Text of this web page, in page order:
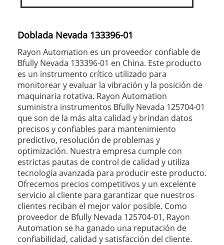
Doblada Nevada 133396-01
Rayon Automation es un proveedor confiable de
Bfully Nevada 133396-01 en China. Este producto
es un instrumento crítico utilizado para
monitorear y evaluar la vibración y la posición de
maquinaria rotativa. Rayon Automation
suministra instrumentos Bfully Nevada 125704-01
que son de la más alta calidad y brindan datos
precisos y confiables para mantenimiento
predictivo, resolución de problemas y
optimización. Nuestra empresa cumple con
estrictas pautas de control de calidad y utiliza
tecnología avanzada para producir este producto.
Ofrecemos precios competitivos y un excelente
servicio al cliente para garantizar que nuestros
clientes reciban el mejor valor posible. Como
proveedor de Bfully Nevada 125704-01, Rayon
Automation se ha ganado una reputación de
confiabilidad, calidad y satisfacción del cliente.